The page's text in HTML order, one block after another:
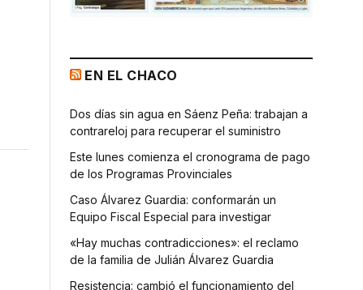
EN EL CHACO
Dos días sin agua en Sáenz Peña: trabajan a
contrareloj para recuperar el suministro
Este lunes comienza el cronograma de pago
de los Programas Provinciales
Caso Álvarez Guardia: conformarán un
Equipo Fiscal Especial para investigar
«Hay muchas contradicciones»: el reclamo
de la familia de Julián Álvarez Guardia
Resistencia: cambió el funcionamiento del